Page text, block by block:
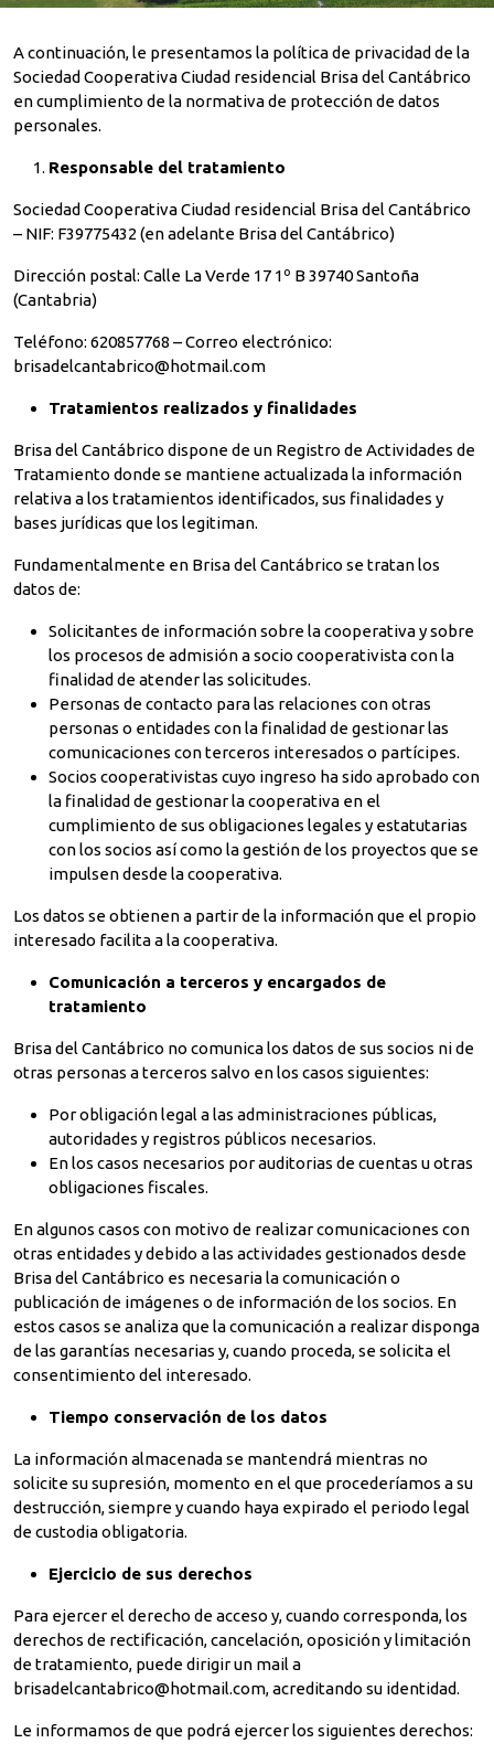
A continuación, le presentamos la política de privacidad de la
Sociedad Cooperativa Ciudad residencial Brisa del Cantábrico
en cumplimiento de la normativa de protección de datos
personales.
Responsable del tratamiento
Sociedad Cooperativa Ciudad residencial Brisa del Cantábrico
– NIF: F39775432 (en adelante Brisa del Cantábrico)
Dirección postal: Calle La Verde 17 1º B 39740 Santoña
(Cantabria)
Teléfono: 620857768 – Correo electrónico:
brisadelcantabrico@hotmail.com
Tratamientos realizados y finalidades
Brisa del Cantábrico dispone de un Registro de Actividades de
Tratamiento donde se mantiene actualizada la información
relativa a los tratamientos identificados, sus finalidades y
bases jurídicas que los legitiman.
Fundamentalmente en Brisa del Cantábrico se tratan los
datos de:
Solicitantes de información sobre la cooperativa y sobre
los procesos de admisión a socio cooperativista con la
finalidad de atender las solicitudes.
Personas de contacto para las relaciones con otras
personas o entidades con la finalidad de gestionar las
comunicaciones con terceros interesados o partícipes.
Socios cooperativistas cuyo ingreso ha sido aprobado con
la finalidad de gestionar la cooperativa en el
cumplimiento de sus obligaciones legales y estatutarias
con los socios así como la gestión de los proyectos que se
impulsen desde la cooperativa.
Los datos se obtienen a partir de la información que el propio
interesado facilita a la cooperativa.
Comunicación a terceros y encargados de
tratamiento
Brisa del Cantábrico no comunica los datos de sus socios ni de
otras personas a terceros salvo en los casos siguientes:
Por obligación legal a las administraciones públicas,
autoridades y registros públicos necesarios.
En los casos necesarios por auditorias de cuentas u otras
obligaciones fiscales.
En algunos casos con motivo de realizar comunicaciones con
otras entidades y debido a las actividades gestionados desde
Brisa del Cantábrico es necesaria la comunicación o
publicación de imágenes o de información de los socios. En
estos casos se analiza que la comunicación a realizar disponga
de las garantías necesarias y, cuando proceda, se solicita el
consentimiento del interesado.
Tiempo conservación de los datos
La información almacenada se mantendrá mientras no
solicite su supresión, momento en el que procederíamos a su
destrucción, siempre y cuando haya expirado el periodo legal
de custodia obligatoria.
Ejercicio de sus derechos
Para ejercer el derecho de acceso y, cuando corresponda, los
derechos de rectificación, cancelación, oposición y limitación
de tratamiento, puede dirigir un mail a
brisadelcantabrico@hotmail.com, acreditando su identidad.
Le informamos de que podrá ejercer los siguientes derechos: